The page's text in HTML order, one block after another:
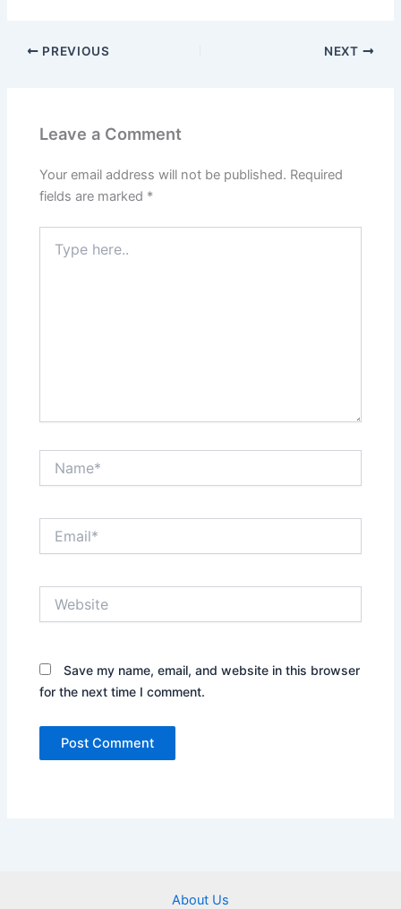
PREVIOUS NEXT
Leave a Comment
Your email address will not be published. Required
fields are marked *
here..
Save my name, email, and website in this browser
for the next time I comment.
About Us